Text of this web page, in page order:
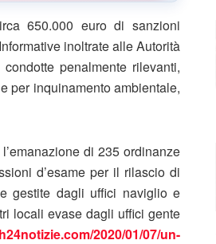
650.000 euro di sanzioni
inoltrate alle Autorità
penalmente rilevanti,
per inquinamento ambientale,
di 235 ordinanze
d’esame per il rilascio di
gestite dagli uffici naviglio e
locali evase dagli uffici gente
2020/01/07/un-